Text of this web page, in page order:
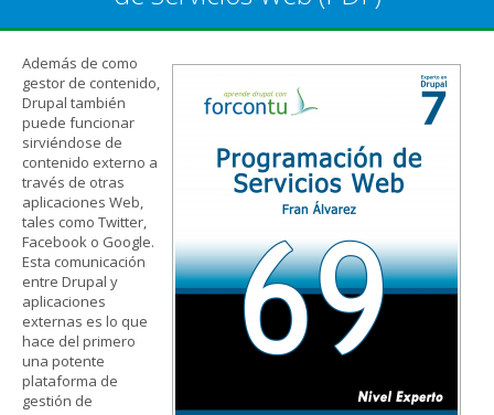
Además de como
gestor de contenido,
Drupal también
puede funcionar
sirviéndose de
contenido externo a
través de otras
aplicaciones Web,
tales como Twitter,
Facebook o Google.
Esta comunicación
entre Drupal y
aplicaciones
externas es lo que
hace del primero
una potente
plataforma de
gestión de